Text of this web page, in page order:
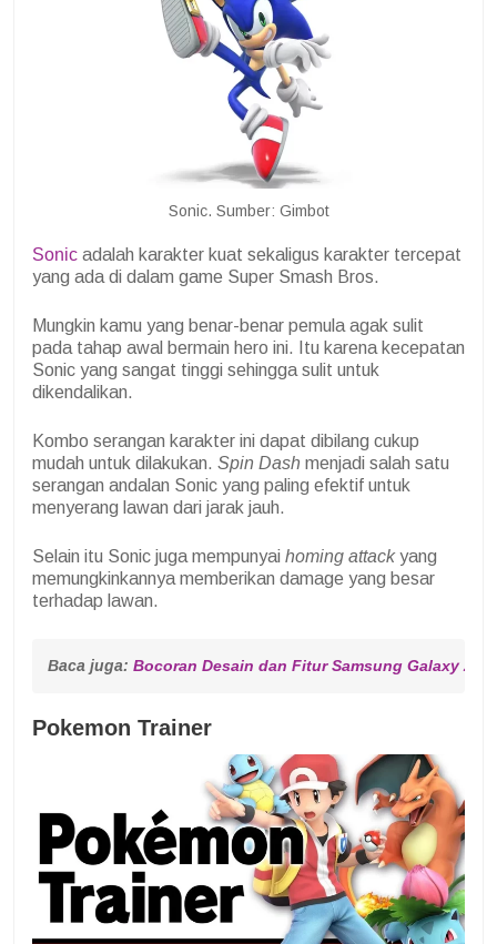
Sonic. Sumber: Gimbot
Sonic adalah karakter kuat sekaligus karakter tercepat
yang ada di dalam game Super Smash Bros.
Mungkin kamu yang benar-benar pemula agak sulit
pada tahap awal bermain hero ini. Itu karena kecepatan
Sonic yang sangat tinggi sehingga sulit untuk
dikendalikan.
Kombo serangan karakter ini dapat dibilang cukup
mudah untuk dilakukan. Spin Dash menjadi salah satu
serangan andalan Sonic yang paling efektif untuk
menyerang lawan dari jarak jauh.
Selain itu Sonic juga mempunyai homing attackyang
memungkinkannya memberikan damage yang besar
terhadap lawan.
Baca juga: Bocoran Desain dan Fitur Samsung Galaxy Z
Pokemon Trainer